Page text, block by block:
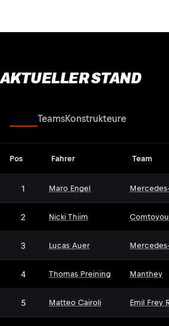
AKTUELLER STAND
TeamsKonstrukteure
Pos Fahrer Team
1 Maro Engel
2 Nicki Thiim
3 Lucas Auer
4 Thomas Preining Manthey
5 Matteo Cairoli Emil Frey